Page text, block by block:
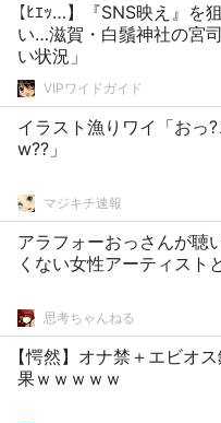
【ﾋｴｯ…】『SNS映え』を
い…滋賀・白鬚神社の宮
い状況」
VIPワイドガイド
イラスト漁りワイ「おっ
w??」
マジキチ速報
アラフォーおっさんが聴
くない女性アーティスト
思考ちゃんねる
【愕然】オナ禁＋エビオ
果ｗｗｗｗｗ